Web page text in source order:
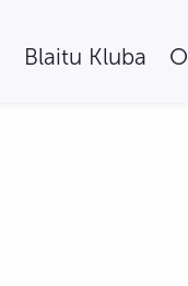
Blaitu Kluba